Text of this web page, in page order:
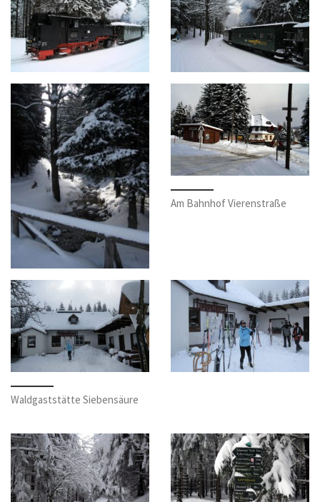
Am Bahnhof Vierenstraße
Waldgaststätte Siebensäure